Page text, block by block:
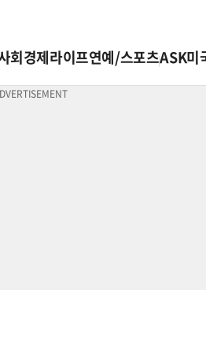
회경제라이프연예/스포츠ASK미